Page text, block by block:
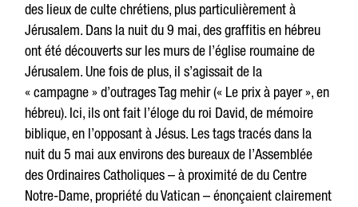
des lieux de culte chrétiens, plus particulièrement à
Jérusalem. Dans la nuit du 9 mai, des graffitis en hébreu
ont été découverts sur les murs de l’église roumaine de
Jérusalem. Une fois de plus, il s’agissait de la
« campagne » d’outrages Tag mehir (« Le prix à payer », en
hébreu). Ici, ils ont fait l’éloge du roi David, de mémoire
biblique, en l’opposant à Jésus. Les tags tracés dans la
nuit du 5 mai aux environs des bureaux de l’Assemblée
des Ordinaires Catholiques – à proximité de du Centre
Notre-Dame, propriété du Vatican – énonçaient clairement